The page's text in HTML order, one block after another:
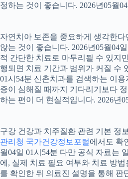
정하는 것이 좋습니다. 2026년05월
자연치아 보존을 중요하게 생각한다
않는 것이 좋습니다. 2026년05월04
적 간단한 치료로 마무리될 수 있지
행되면 치료 기간과 범위가 커질 수
01시54분 신촌치과를 검색하는 이
증이 심해질 때까지 기다리기보다
하는 편이 더 현실적입니다. 2026년
구강 건강과 치주질환 관련 기본 정
관리청 국가건강정보포털에서도 확
월04일 01시54분 다만 공식 자료는
에, 실제 치료 필요 여부와 치료 방
를 확인한 뒤 의료진 설명을 통해 판